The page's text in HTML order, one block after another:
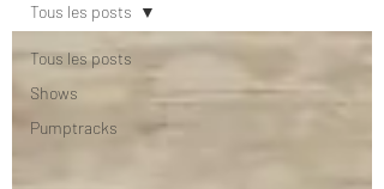
Tous les posts
Shows
Pumptracks
Tous les posts